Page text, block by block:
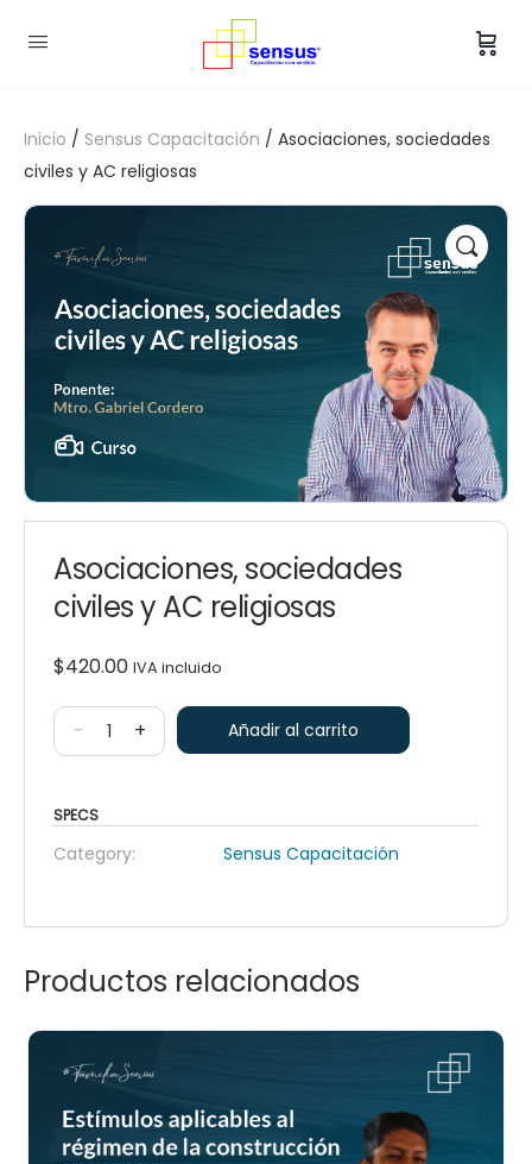
Inicio / Sensus Capacitación / Asociaciones, sociedades
civiles y AC religiosas
Asociaciones, sociedades
civiles y AC religiosas
$420.00 IVA incluido
- + Añadir al carrito
SPECS
Category: Sensus Capacitación
Productos relacionados